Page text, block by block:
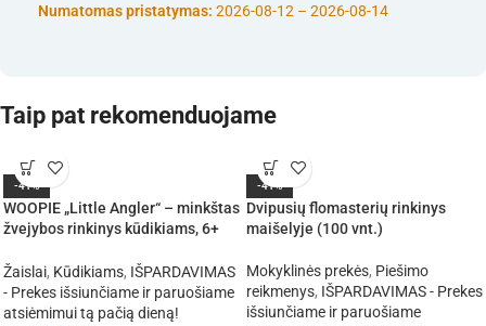
Numatomas pristatymas: 2026-08-12 – 2026-08-14
Taip pat rekomenduojame
-41%
WOOPIE „Little Angler“ – minkštas
žvejybos rinkinys kūdikiams, 6+
Žaislai, Kūdikiams, IŠPARDAVIMAS
- Prekes išsiunčiame ir paruošiame
atsiėmimui tą pačią dieną!
-41%
Dvipusių flomasterių rinkinys
maišelyje (100 vnt.)
Mokyklinės prekės, Piešimo
reikmenys, IŠPARDAVIMAS - Prekes
išsiunčiame ir paruošiame